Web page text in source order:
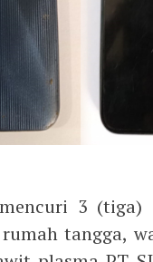
3
tangga,